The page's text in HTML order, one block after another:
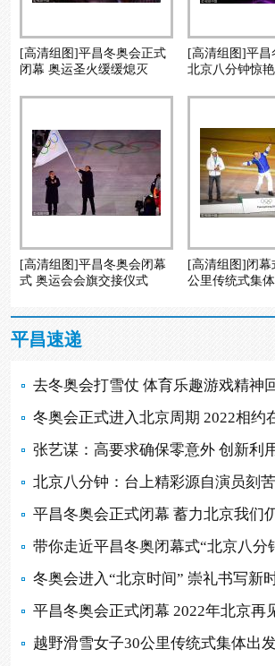
[高清组图]平昌冬奥会正式
闭幕 奥运圣火缓缓熄灭
[高清组图]平昌
北京八分钟惊
[高清组图]平昌冬奥会闭幕
式 奥运会会旗交接仪式
[高清组图]闭幕
公里传统式集
平昌速递
去冬奥会打雪仗 体育乐趣游戏精神
冬奥会正式进入北京周期 2022相约
张艺谋：高要求确保零意外 创新利
冬奥会进入“北京时间” 崇礼书写新
平昌冬奥会正式闭幕 2022年北京再